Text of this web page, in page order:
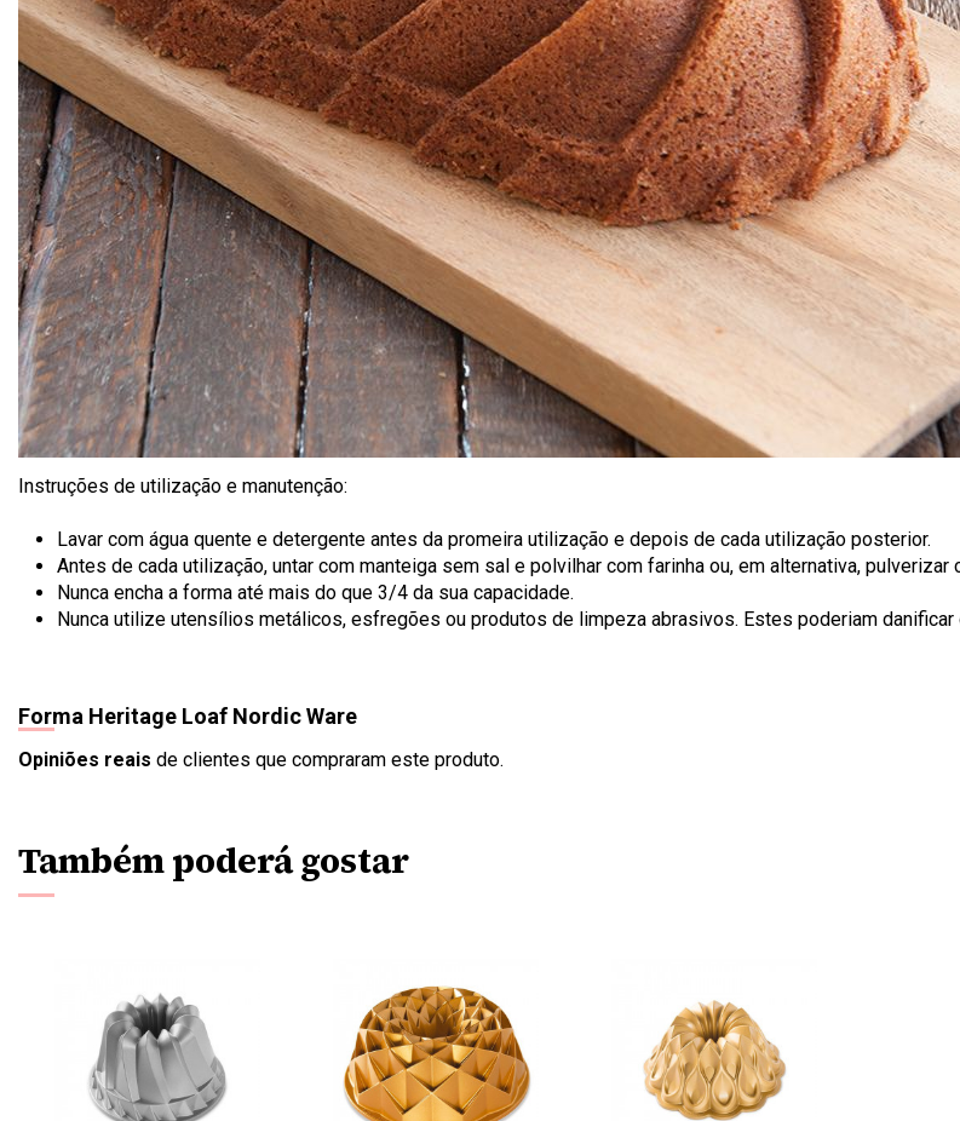
Instruções de utilização e manutenção:
Lavar com água quente e detergente antes da promeira utilização e depois de cada utilização posterior.
Antes de cada utilização, untar com manteiga sem sal e polvilhar com farinha ou, em alternativa, pulverizar
Nunca encha a forma até mais do que 3/4 da sua capacidade.
Nunca utilize utensílios metálicos, esfregões ou produtos de limpeza abrasivos. Estes poderiam
Forma Heritage Loaf Nordic Ware
Opiniões reais de clientes que compraram este produto.
Também poderá gostar